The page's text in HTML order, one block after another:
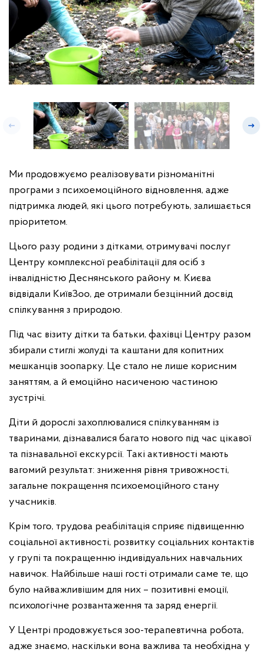
Ми продовжуємо реалізовувати різноманітні
програми з психоемоційного відновлення, адже
підтримка людей, які цього потребують, залишається
пріоритетом.
Цього разу родини з дітками, отримувачі послуг
Центру комплексної реабілітації для осіб з
інвалідністю Деснянського району м. Києва
відвідали КиївЗоо, де отримали безцінний досвід
спілкування з природою.
Під час візиту дітки та батьки, фахівці Центру разом
збирали стиглі жолуді та каштани для копитних
мешканців зоопарку. Це стало не лише корисним
заняттям, а й емоційно насиченою частиною
зустрічі.
Діти й дорослі захоплювалися спілкуванням із
тваринами, дізнавалися багато нового під час цікавої
та пізнавальної екскурсії. Такі активності мають
вагомий результат: зниження рівня тривожності,
загальне покращення психоемоційного стану
учасників.
Крім того, трудова реабілітація сприяє підвищенню
соціальної активності, розвитку соціальних контактів
у групі та покращенню індивідуальних навчальних
навичок. Найбільше наші гості отримали саме те, що
було найважливішим для них – позитивні емоції,
психологічне розвантаження та заряд енергії.
У Центрі продовжується зоо-терапевтична робота,
адже знаємо, наскільки вона важлива та необхідна у